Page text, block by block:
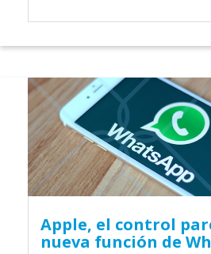
Apple, el control
nueva función de